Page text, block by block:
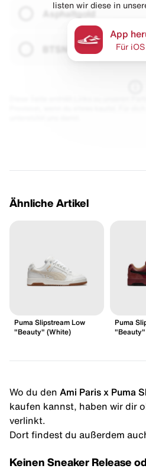
Asphaltgold
listen wir diese in
App
Für
Ähnliche Artikel
Puma Slipstream Low
"Beauty" (White)
Puma
"Beauty"
Wo du den Ami Paris x Puma
kaufen kannst, haben wir dir
verlinkt.
Dort findest du außerdem
Keinen Sneaker Release